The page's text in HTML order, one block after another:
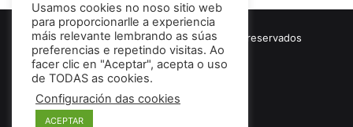
© Copyright 2026, Todos los derechos reservados
Términos & Condiciones
Usamos cookies no noso sitio web
para proporcionarlle a experiencia
máis relevante lembrando as súas
preferencias e repetindo visitas. Ao
facer clic en "Aceptar", acepta o uso
de TODAS as cookies.
Configuración das cookies
ACEPTAR